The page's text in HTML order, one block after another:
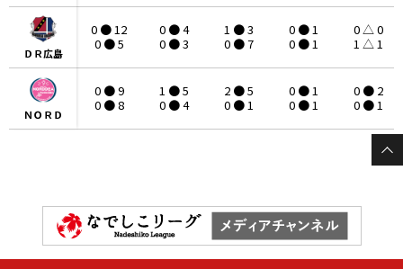
ＤＲ広島
0 ● 12
0 ● 5
0 ● 4
0 ● 3
1 ● 3
0 ● 7
0 ● 1
0 ● 1
0 △ 0
1 △ 1
ＮＯＲＤ
0 ● 9
0 ● 8
1 ● 5
0 ● 4
2 ● 5
0 ● 1
0 ● 1
0 ● 1
0 ● 2
0 ● 1
ＤＲ広島
ＮＯＲＤ